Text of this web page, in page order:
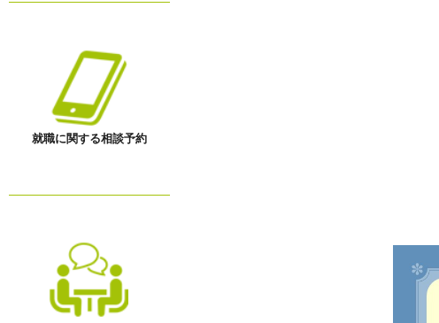
就職に関する相談予約